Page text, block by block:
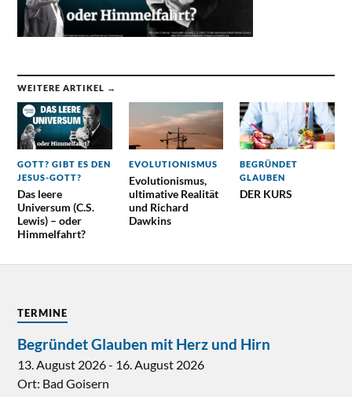
WEITERE ARTIKEL →
GOTT? GIBT ES DEN
JESUS-GOTT?
Das leere
Universum (C.S.
Lewis) – oder
Himmelfahrt?
EVOLUTIONISMUS
Evolutionismus,
ultimative Realität
und Richard
Dawkins
BEGRÜNDET
GLAUBEN
DER KURS
TERMINE
Begründet Glauben mit Herz und Hirn
13. August 2026- 16. August 2026
Ort: Bad Goisern